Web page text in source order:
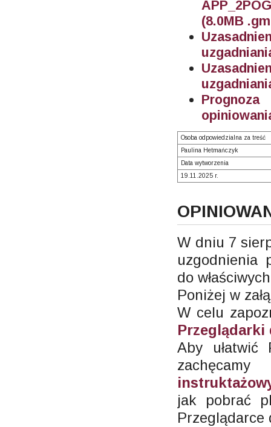
(8.0MB
Osoba odpowiedzialna za treść
Paulina Hetmańczyk
Data wytworzenia
19.11.2025 r.
W dniu 7
uzgodnienia
do
Poniżej w
W celu
Aby ułatwić
jak pobrać
Przeglądarce